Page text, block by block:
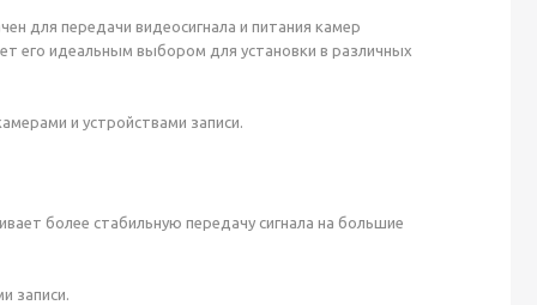
для передачи видеосигнала и питания камер
его идеальным выбором для установки в различных
и устройствами записи.
более стабильную передачу сигнала на большие
записи.